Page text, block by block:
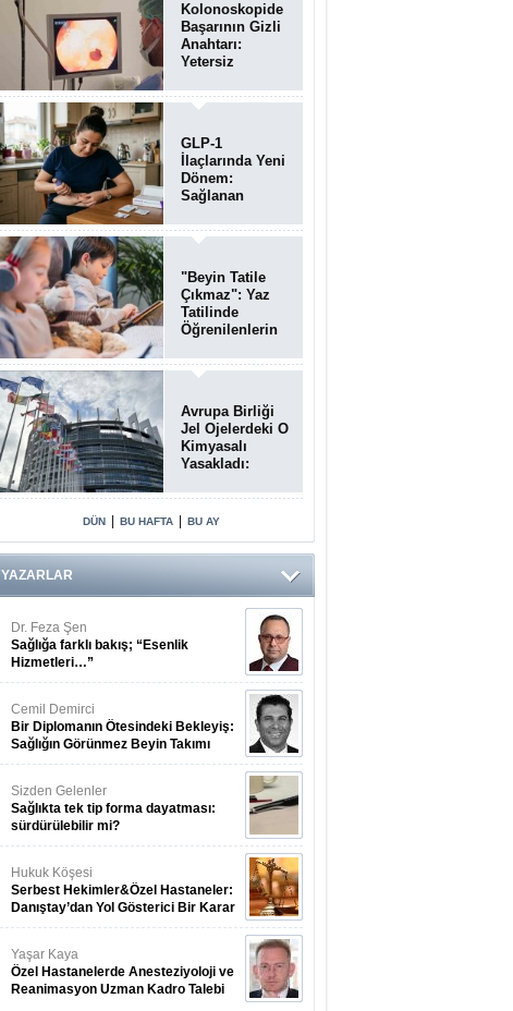
Kolonoskopide
Başarının Gizli
Anahtarı:
Yetersiz
Temizliği
Poliplerin
Kaçmasına
Neden Oluyor
GLP-1
İlaçlarında Yeni
Dönem:
Sağlanan
Yalnızca Kilo
Kaybıyla Sınırlı
"Beyin Tatile
Çıkmaz": Yaz
Tatilinde
Öğrenilenlerin
Unutulabiliyor
Avrupa Birliği
Jel Ojelerdeki O
Kimyasalı
Yasakladı:
Riski Uyarısı
DÜN BU HAFTA BU AY
YAZARLAR
Dr. Feza Şen
Sağlığa farklı bakış; “Esenlik
Hizmetleri…”
Cemil Demirci
Bir Diplomanın Ötesindeki Bekleyiş:
Sağlığın Görünmez Beyin Takımı
Sizden Gelenler
Sağlıkta tek tip forma dayatması:
sürdürülebilir mi?
Hukuk Köşesi
Serbest Hekimler&Özel Hastaneler:
Danıştay’dan Yol Gösterici Bir Karar
Yaşar Kaya
Özel Hastanelerde Anesteziyoloji ve
Reanimasyon Uzman Kadro Talebi